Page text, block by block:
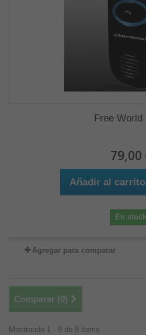
Free World
79,00
Añadir al carrito
En stock
Agregar para comparar
Comparar (0)
Mostrando 1 - 9 de 9 items